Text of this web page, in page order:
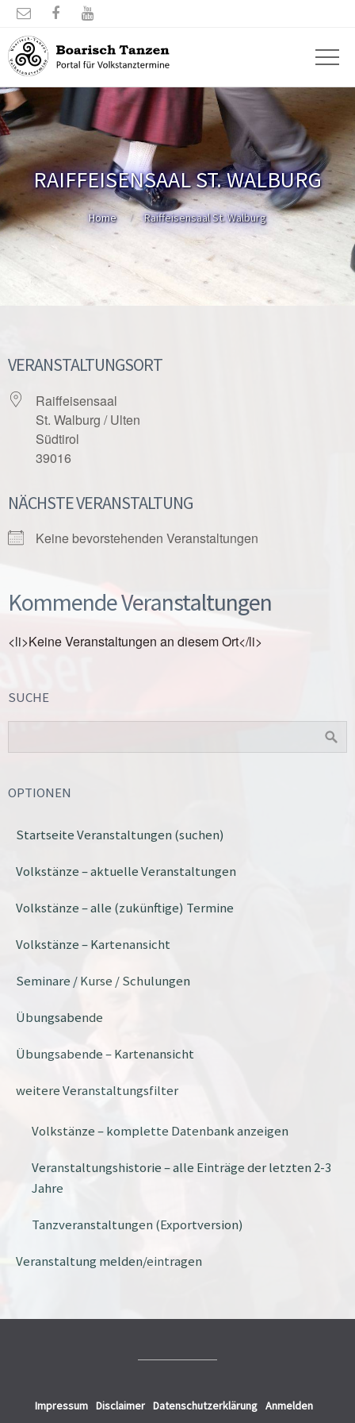
  
RAIFFEISENSAAL ST. WALBURG
Home Raiffeisensaal St. Walburg
VERANSTALTUNGSORT
Raiffeisensaal
St. Walburg / Ulten
Südtirol
39016
NÄCHSTE VERANSTALTUNG
Keine bevorstehenden Veranstaltungen
Kommende Veranstaltungen
<li>Keine Veranstaltungen an diesem Ort</li>
SUCHE
OPTIONEN
Startseite Veranstaltungen (suchen)
Volkstänze – aktuelle Veranstaltungen
Volkstänze – alle (zukünftige) Termine
Volkstänze – Kartenansicht
Seminare / Kurse / Schulungen
Übungsabende
Übungsabende – Kartenansicht
weitere Veranstaltungsfilter
Volkstänze – komplette Datenbank anzeigen
Veranstaltungshistorie – alle Einträge der letzten 2-3
Jahre
Tanzveranstaltungen (Exportversion)
Veranstaltung melden/eintragen
Impressum Disclaimer Datenschutzerklärung Anmelden